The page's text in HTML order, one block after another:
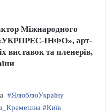
Міжнародного
«УКРПРЕС-ІНФО», арт-
виставок та пленерів,
#ЯлюблюУкраїну
#Київ